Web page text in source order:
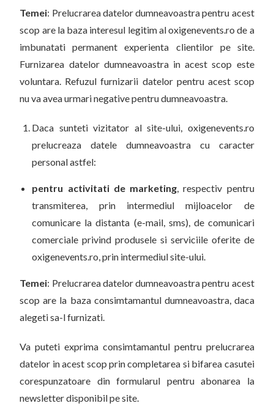
Temei: Prelucrarea datelor dumneavoastra pentru acest
scop are la baza interesul legitim al oxigenevents.ro de a
imbunatati permanent experienta clientilor pe site.
Furnizarea datelor dumneavoastra in acest scop este
voluntara. Refuzul furnizarii datelor pentru acest scop
nu va avea urmari negative pentru dumneavoastra.
Daca sunteti vizitator al site-ului, oxigenevents.ro
prelucreaza datele dumneavoastra cu caracter
personal astfel:
pentru activitati de marketing, respectiv pentru
transmiterea, prin intermediul mijloacelor de
comunicare la distanta (e-mail, sms), de comunicari
comerciale privind produsele si serviciile oferite de
oxigenevents.ro, prin intermediul site-ului.
Temei: Prelucrarea datelor dumneavoastra pentru acest
scop are la baza consimtamantul dumneavoastra, daca
alegeti sa-l furnizati.
Va puteti exprima consimtamantul pentru prelucrarea
datelor in acest scop prin completarea si bifarea casutei
corespunzatoare din formularul pentru abonarea la
newsletter disponibil pe site.